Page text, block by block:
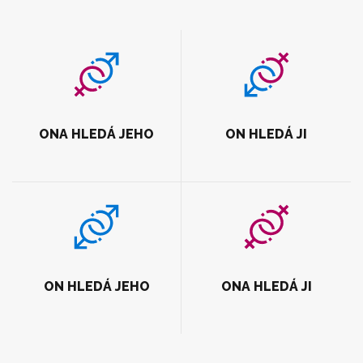
ONA HLEDÁ JEHO ON HLEDÁ JI
ON HLEDÁ JEHO ONA HLEDÁ JI